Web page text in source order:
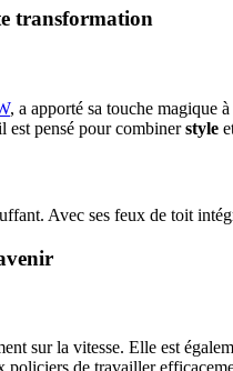
transformation
, a apporté sa touche magique
est pensé pour combinerstyle
Avec ses feux de toit
sur la vitesse. Elle est